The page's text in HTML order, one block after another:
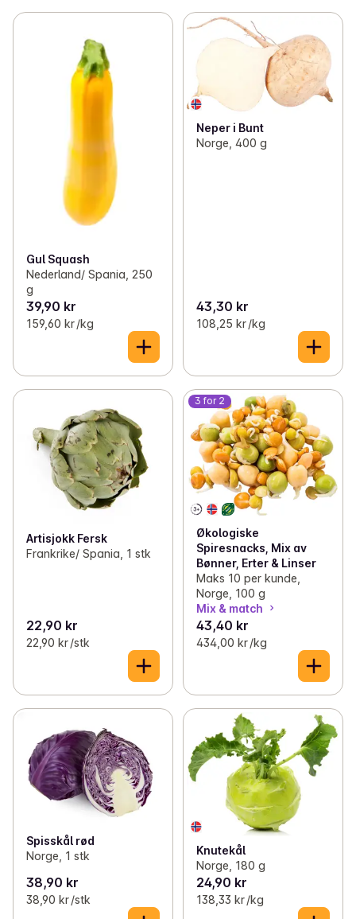
Gul Squash
Nederland/ Spania, 250
g
39,90 kr
159,60 kr /kg
Neper i Bunt
Norge, 400 g
43,30 kr
108,25 kr /kg
Artisjokk Fersk
Frankrike/ Spania, 1 stk
22,90 kr
22,90 kr /stk
3 for 2
Økologiske
Spiresnacks, Mix av
Bønner, Erter & Linser
Maks 10 per kunde,
Norge, 100 g
Mix & match
43,40 kr
434,00 kr /kg
Spisskål rød
Norge, 1 stk
38,90 kr
38,90 kr /stk
Knutekål
Norge, 180 g
24,90 kr
138,33 kr /kg